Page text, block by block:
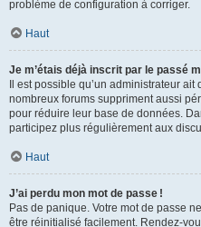
problème de configuration à corriger.
Haut
Je m’étais déjà inscrit par le passé
Il est possible qu’un administrateur
nombreux forums suppriment aussi
pour réduire leur base de données.
participez plus régulièrement aux
Haut
J’ai perdu mon mot de passe !
Pas de panique. Votre mot de passe
être réinitialisé facilement. Rendez-